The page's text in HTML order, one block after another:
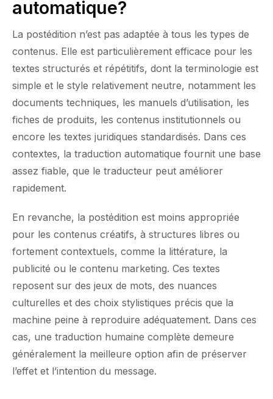
automatique?
La postédition n’est pas adaptée à tous les types de
contenus. Elle est particulièrement efficace pour les
textes structurés et répétitifs, dont la terminologie est
simple et le style relativement neutre, notamment les
documents techniques, les manuels d’utilisation, les
fiches de produits, les contenus institutionnels ou
encore les textes juridiques standardisés. Dans ces
contextes, la traduction automatique fournit une base
assez fiable, que le traducteur peut améliorer
rapidement.
En revanche, la postédition est moins appropriée
pour les contenus créatifs, à structures libres ou
fortement contextuels, comme la littérature, la
publicité ou le contenu marketing. Ces textes
reposent sur des jeux de mots, des nuances
culturelles et des choix stylistiques précis que la
machine peine à reproduire adéquatement. Dans ces
cas, une traduction humaine complète demeure
généralement la meilleure option afin de préserver
l’effet et l’intention du message.